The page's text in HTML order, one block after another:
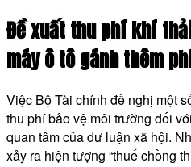
Đề xuất thu phí khí
máy ô tô gánh thêm
Việc Bộ Tài chính đề nghị một
thu phí bảo vệ môi trường đối
quan tâm của dư luận xã hội.
xảy ra hiện tượng “thuế chồng